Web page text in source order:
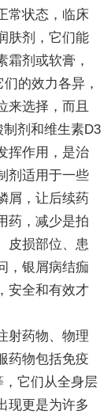
常状态，临床
肤剂，它们能
霜剂或软膏，
的效力各异，
来选择，而且
剂和维生素D3
挥作用，是治
剂适用于一些
屑，让后续药
药，减少是拍
皮损部位、患
，银屑病结痂
安全和有效才
射药物、物理
药物包括免疫
它们从全身层
现更是为许多